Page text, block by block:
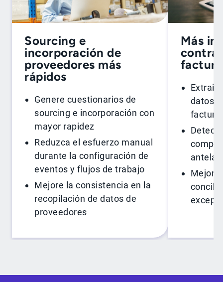
Sourcing e
incorporación de
proveedores más
rápidos
Genere cuestionarios de
sourcing e incorporación con
mayor rapidez
Reduzca el esfuerzo manual
durante la configuración de
eventos y flujos de trabajo
Mejore la consistencia en la
recopilación de datos de
proveedores
Más
datos
Mejore